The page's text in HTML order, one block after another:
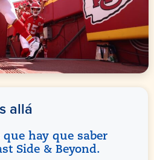
allá
hay que saber
Side & Beyond.